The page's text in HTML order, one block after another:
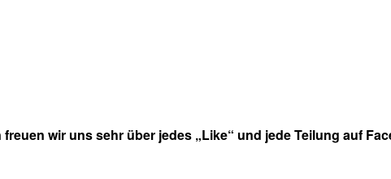
wir uns sehr über jedes „Like“ und jede Teilung auf